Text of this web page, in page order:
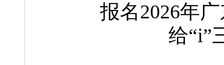
报名2026年
给“i”